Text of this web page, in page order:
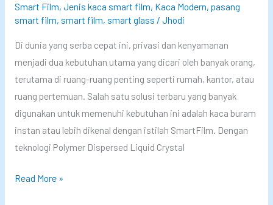
a
s
P
r
i
v
a
g
m
a
r
t
F
i
m
!
Smart Film, Jenis kaca smart film, Kaca Modern, pasang
smart film, smart film, smart glass / Jhodi
Di dunia yang serba cepat ini, privasi dan kenyamanan
menjadi dua kebutuhan utama yang dicari oleh banyak orang,
terutama di ruang-ruang penting seperti rumah, kantor, atau
ruang pertemuan. Salah satu solusi terbaru yang banyak
digunakan untuk memenuhi kebutuhan ini adalah kaca buram
instan atau lebih dikenal dengan istilah SmartFilm. Dengan
teknologi Polymer Dispersed Liquid Crystal
K
Read More »